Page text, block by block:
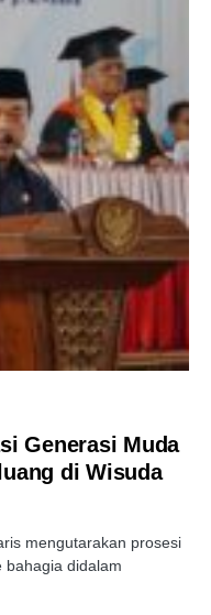
Generasi Muda
di Wisuda
mengutarakan prosesi
bahagia didalam